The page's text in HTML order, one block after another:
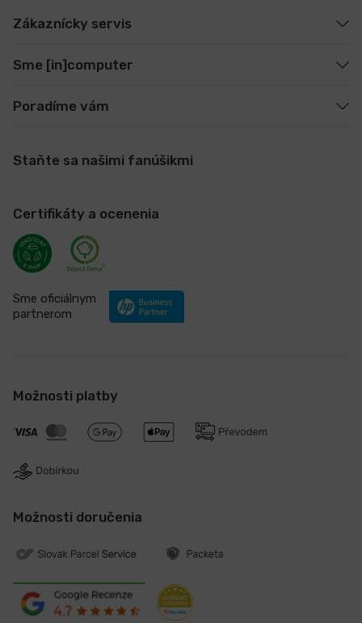
Zákaznícky servis
Sme [in]computer
Poradíme vám
Staňte sa našimi fanúšikmi
Certifikáty a ocenenia
Sme oficiálnym
partnerom
Možnosti platby
Možnosti doručenia